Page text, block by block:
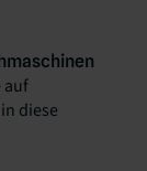
auf
diese